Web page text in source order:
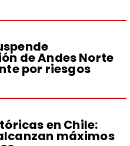
de Andes Norte
por riesgos
en Chile:
máximos